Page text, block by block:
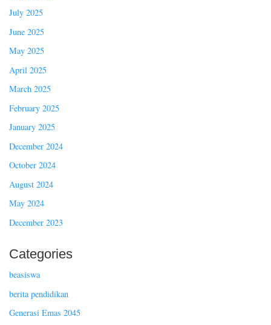
July 2025
June 2025
May 2025
April 2025
March 2025
February 2025
January 2025
December 2024
October 2024
August 2024
May 2024
December 2023
Categories
beasiswa
berita pendidikan
Generasi Emas 2045